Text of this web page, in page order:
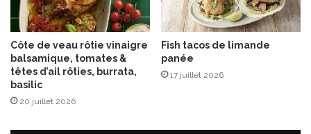
Côte de veau rôtie vinaigre
balsamique, tomates &
têtes d’ail rôties, burrata,
basilic
20 juillet 2026
Fish tacos de limande
panée
17 juillet 2026